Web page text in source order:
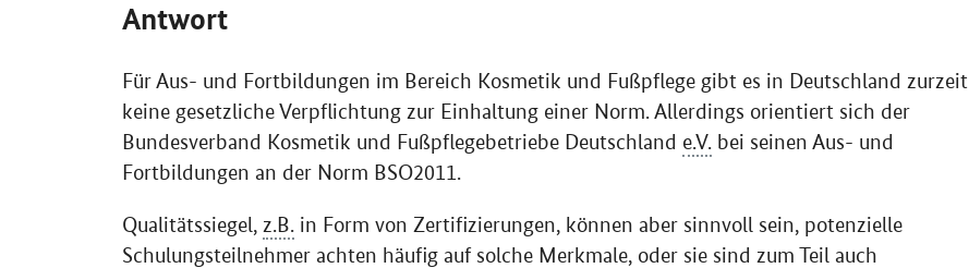
Antwort
Für Aus- und Fortbildungen im Bereich Kosmetik und Fußpflege gibt es in Deutschland zurzeit
keine gesetzliche Verpflichtung zur Einhaltung einer Norm. Allerdings orientiert sich der
Bundesverband Kosmetik und Fußpflegebetriebe Deutschland e.V. bei seinen Aus- und
Fortbildungen an der Norm BSO2011.
Qualitätssiegel, z.B. in Form von Zertifizierungen, können aber sinnvoll sein, potenzielle
Schulungsteilnehmer achten häufig auf solche Merkmale, oder sie sind zum Teil auch